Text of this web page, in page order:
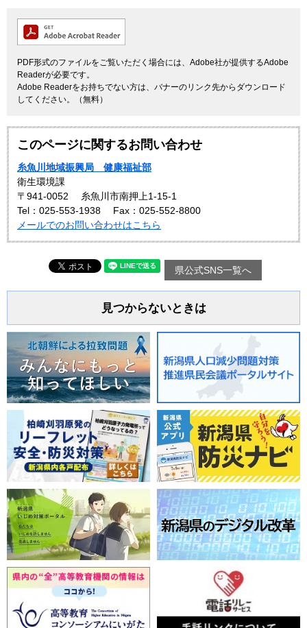
PDF形式のファイルをご覧いただく場合には、Adobe社が提供するAdobe
Readerが必要です。
Adobe Readerをお持ちでない方は、バナーのリンク先からダウンロード
してください。（無料）
このページに関するお問い合わせ
糸魚川地域振興局 健康福祉部
衛生環境課
〒941-0052
糸魚川市南押上1-15-1
Tel：025-553-1938
Fax：025-552-8800
メールでのお問い合わせはこちら
県公式SNS一覧へ
見つからないときは